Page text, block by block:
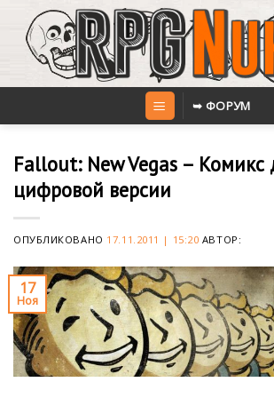
content
➥ ФОРУМ
Fallout: New Vegas – Комикс
цифровой версии
ОПУБЛИКОВАНО 17.11.2011 | 15:20 АВТОР:
17
Ноя